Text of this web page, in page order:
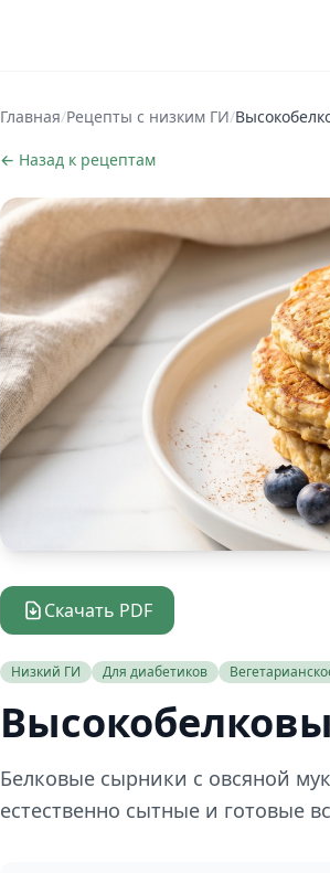
Главная/Рецепты с низким ГИ/
← Назад к рецептам
Скачать PDF
Низкий ГИ Для диабетиков
Белковые сырники с овсяной
естественно сытные и готовые